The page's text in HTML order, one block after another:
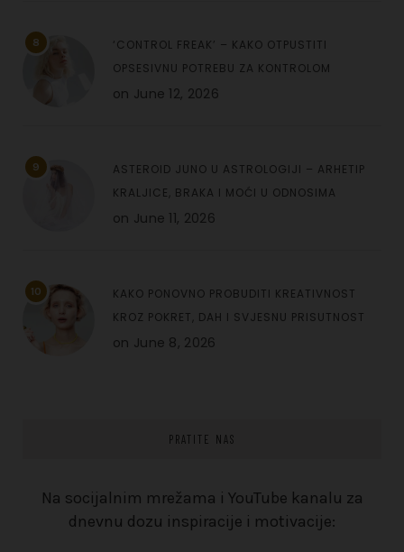
8
‘CONTROL FREAK’ – KAKO OTPUSTITI
OPSESIVNU POTREBU ZA KONTROLOM
on June 12, 2026
9
ASTEROID JUNO U ASTROLOGIJI – ARHETIP
KRALJICE, BRAKA I MOĆI U ODNOSIMA
on June 11, 2026
10
KAKO PONOVNO PROBUDITI KREATIVNOST
KROZ POKRET, DAH I SVJESNU PRISUTNOST
on June 8, 2026
PRATITE NAS
Na socijalnim mrežama i YouTube kanalu za
dnevnu dozu inspiracije i motivacije: